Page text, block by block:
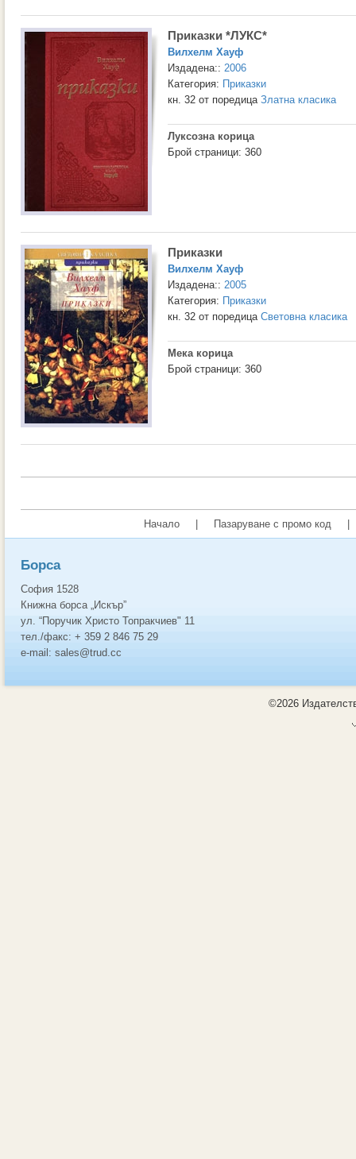
Приказки *ЛУКС*
Вилхелм Хауф
Издадена:: 2006
Категория: Приказки
кн. 32 от поредица Златна класика
Луксозна корица
Брой страници: 360
Приказки
Вилхелм Хауф
Издадена:: 2005
Категория: Приказки
кн. 32 от поредица Световна класика
Мека корица
Брой страници: 360
Начало Пазаруване с промо код
Борса
София 1528
Книжна борса „Искър”
ул. “Поручик Христо Топракчиев" 11
тел./факс: + 359 2 846 75 29
e-mail: sales@trud.cc
©2026